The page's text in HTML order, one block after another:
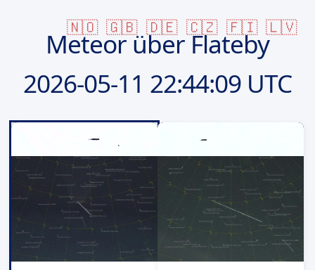
🇳🇴 🇬🇧 🇩🇪 🇨🇿 🇫🇮 🇱🇻
Meteor über Flateby
2026-05-11 22:44:09 UTC